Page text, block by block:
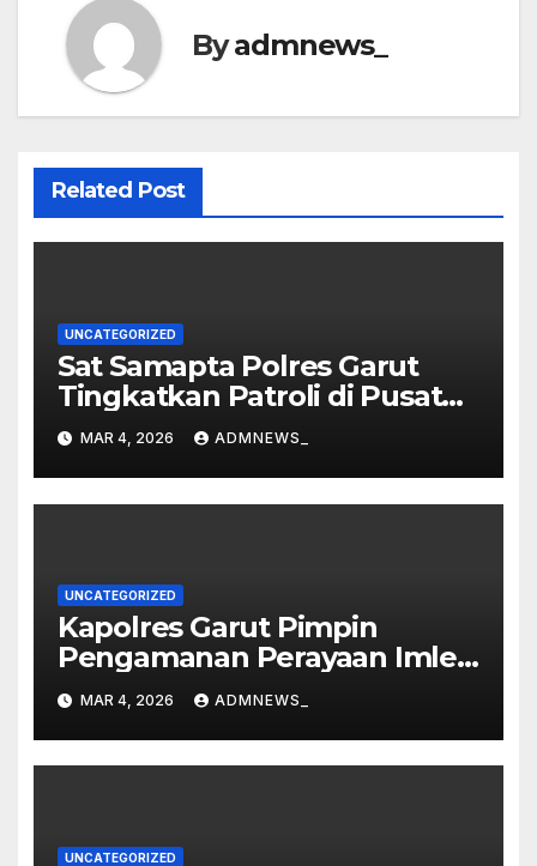
Byadmnews_
Related Post
UNCATEGORIZED
Sat Samapta Polres Garut
Tingkatkan Patroli di Pusat
Perbelanjaan
MAR 4, 2026 ADMNEWS_
UNCATEGORIZED
Kapolres Garut Pimpin
Pengamanan Perayaan Imlek
dan Malam Cap Go Meh
2577/2026 di Vihara Dharma
Loka
MAR 4, 2026 ADMNEWS_
UNCATEGORIZED